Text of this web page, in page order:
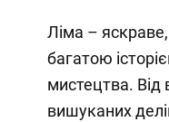
Ліма –
багатою
мистецтва. Від
вишуканих